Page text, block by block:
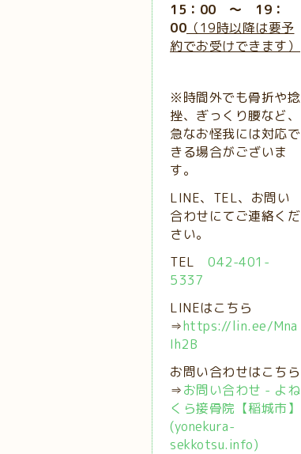
15：00 ～ 19：
00 （19時以降は要予
約でお受けできます）
※時間外でも骨折や捻
挫、ぎっくり腰など、
急なお怪我には対応で
きる場合がございま
す。
LINE、TEL、お問い
合わせにてご連絡くだ
さい。
TEL 042-401-
5337
LINEはこちら
⇒https://lin.ee/Mna
Ih2B
お問い合わせはこちら
⇒お問い合わせ - よね
くら接骨院【稲城市】
(yonekura-
sekkotsu.info)